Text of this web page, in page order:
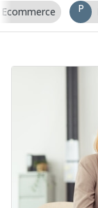
Ecommerce P